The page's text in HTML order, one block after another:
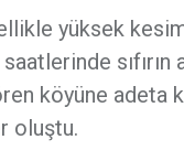
yüksek
köyüne adeta
oluştu.